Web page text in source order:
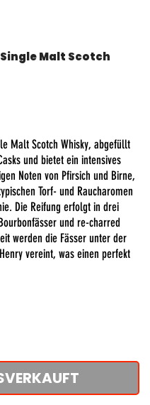
Malt Scotch
Malt Scotch Whisky, abgefüllt
und bietet ein intensives
Noten von Pfirsich und Birne,
Torf- und Raucharomen
Die Reifung erfolgt in drei
und re-charred
werden die Fässer unter der
vereint, was einen perfekt